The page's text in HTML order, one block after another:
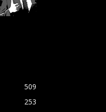
509
253